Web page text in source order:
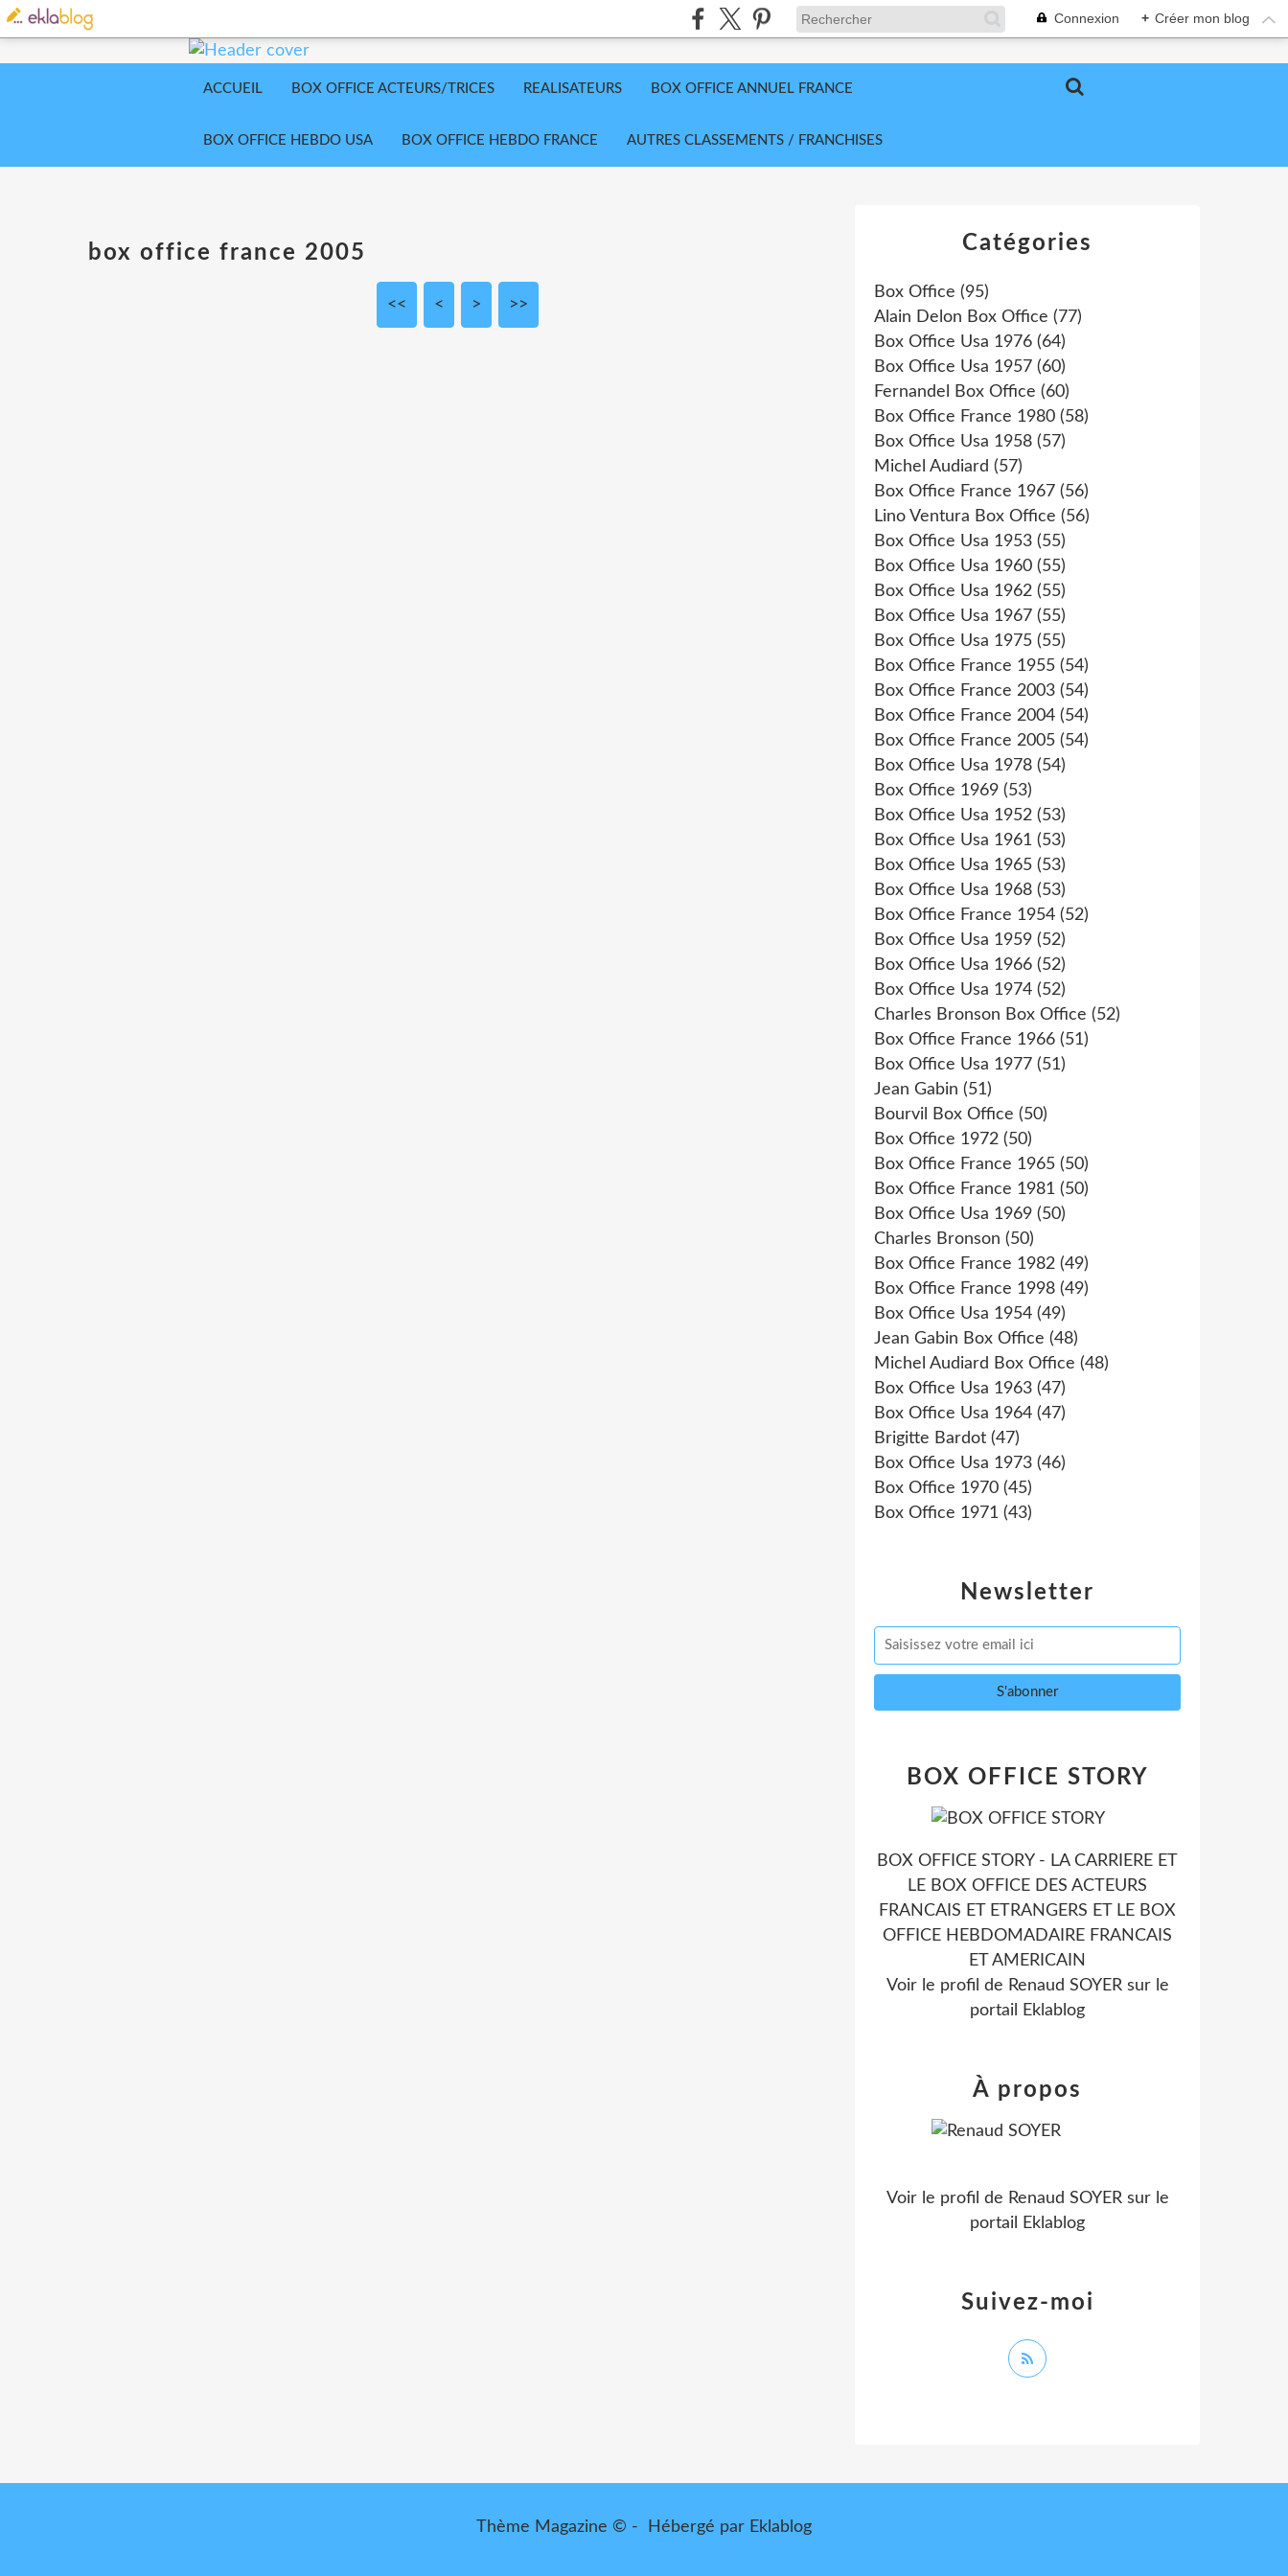
Connexion + Créer mon blog
ACCUEIL BOX OFFICE ACTEURS/TRICES REALISATEURS BOX OFFICE ANNUEL FRANCE
BOX OFFICE HEBDO USA BOX OFFICE HEBDO FRANCE AUTRES CLASSEMENTS / FRANCHISES
box office france 2005
<< < 10
20
30
> >>
Newsletter
Catégories
Box Office (95)
Alain Delon Box Office (77)
Box Office Usa 1976 (64)
Box Office Usa 1957 (60)
Fernandel Box Office (60)
Box Office France 1980 (58)
Box Office Usa 1958 (57)
Michel Audiard (57)
Box Office France 1967 (56)
Lino Ventura Box Office (56)
Box Office Usa 1953 (55)
Box Office Usa 1960 (55)
Box Office Usa 1962 (55)
Box Office Usa 1967 (55)
Box Office Usa 1975 (55)
Box Office France 1955 (54)
Box Office France 2003 (54)
Box Office France 2004 (54)
Box Office France 2005 (54)
Box Office Usa 1978 (54)
Box Office 1969 (53)
Box Office Usa 1952 (53)
Box Office Usa 1961 (53)
Box Office Usa 1965 (53)
Box Office Usa 1968 (53)
Box Office France 1954 (52)
Box Office Usa 1959 (52)
Box Office Usa 1966 (52)
Box Office Usa 1974 (52)
Charles Bronson Box Office (52)
Box Office France 1966 (51)
Box Office Usa 1977 (51)
Jean Gabin (51)
Bourvil Box Office (50)
Box Office 1972 (50)
Box Office France 1965 (50)
Box Office France 1981 (50)
Box Office Usa 1969 (50)
Charles Bronson (50)
Box Office France 1982 (49)
Box Office France 1998 (49)
Box Office Usa 1954 (49)
Jean Gabin Box Office (48)
Michel Audiard Box Office (48)
Box Office Usa 1963 (47)
Box Office Usa 1964 (47)
Brigitte Bardot (47)
Box Office Usa 1973 (46)
Box Office 1970 (45)
Box Office 1971 (43)
BOX OFFICE STORY
BOX OFFICE STORY - LA CARRIERE ET
LE BOX OFFICE DES ACTEURS
FRANCAIS ET ETRANGERS ET LE BOX
OFFICE HEBDOMADAIRE FRANCAIS
ET AMERICAIN
Voir le profil de Renaud SOYERsur le
portail Eklablog
Suivez-moi
À propos
Voir le profil de Renaud SOYERsur le
portail Eklablog
Thème Magazine © - Hébergé par Eklablog